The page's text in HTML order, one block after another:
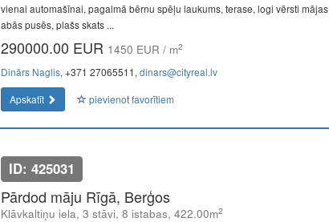
vienai automašīnai, pagalmā bērnu spēļu laukums, terase, logi vērsti mājas
abās pusēs, plašs skats ...
290000.00 EUR 1450 EUR / m2
Dinārs Naglis, +371 27065511, dinars@cityreal.lv
Apskatīt
pievienot favorītiem
ID: 425031
Pārdod māju Rīgā, Berģos
Klāvkaltiņu iela, 3 stāvi, 8 istabas, 422.00m2